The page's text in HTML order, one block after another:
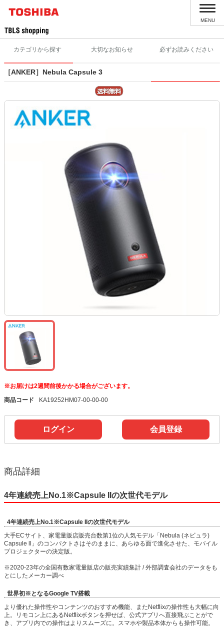
MENU
カテゴリから探す 大切なお知らせ 必ずお読みください
［ANKER］Nebula Capsule 3
※お届けは2週間前後かかる場合がございます。
商品コード
KA19252HM07-00-00-00
ログイン 会員登録
商品詳細
4年連続売上No.1※Capsule IIの次世代モデル
4年連続売上No.1※Capsule IIの次世代モデル
大手ECサイト、家電量販店販売台数第1位の人気モデル「Nebula (ネビュラ)
Capsule ll」のコンパクトさはそのままに、あらゆる面で進化させた、モバイル
プロジェクターの決定版。
※2020-23年の全国有数家電量販店の販売実績集計 / 外部調査会社のデータをも
とにしたメーカー調べ
世界初※となるGoogle TV搭載
より優れた操作性やコンテンツのおすすめ機能、またNetflixの操作性も大幅に向
上。リモコン上にあるNetflixボタンを押せば、公式アプリへ直接飛ぶことがで
き、アプリ内での操作はよりスムーズに。スマホや製品本体からも操作可能。